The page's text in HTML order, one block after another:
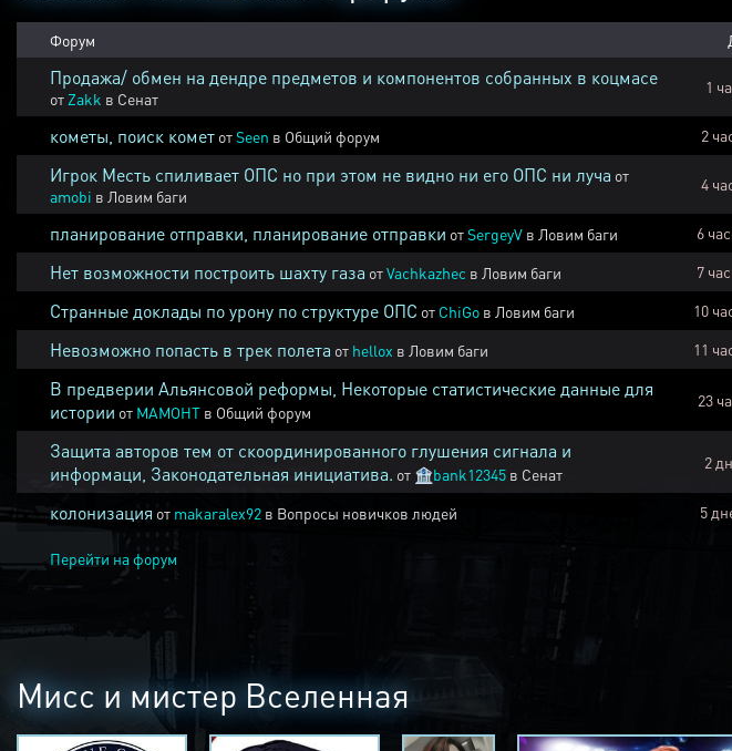
Форум
Продажа/ обмен на дендре предметов и компонентов собранных в коцмасе
от Zakk в Сенат
1
кометы, поиск комет отSeen в Общий форум 2
Игрок Месть спиливает ОПС но при этом не видно ни его ОПС ни луча от
amobi в Ловим баги
4
планирование отправки, планирование отправки отSergeyV в Ловим баги 6
Нет возможности построить шахту газа отVachkazhec в Ловим баги 7
Странные доклады по урону по структуре ОПС от ChiGo в Ловим баги 10
Невозможно попасть в трек полета от hellox в Ловим баги 11
В предверии Альянсовой реформы, Некоторые статистические данные для
истории от MAMOHT в Общий форум
23
Защита авторов тем от скоординированного глушения сигнала и
информаци, Законодательная инициатива. от 🏦bank12345 в Сенат
2
колонизация от makaralex92 в Вопросы новичков людей 5
Перейти на форум
Мисс и мистер Вселенная